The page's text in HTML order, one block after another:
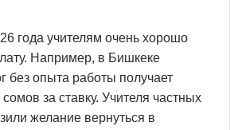
года учителям очень хорошо
Например, в Бишкеке
без опыта работы получает
за ставку. Учителя частных
желание вернуться в